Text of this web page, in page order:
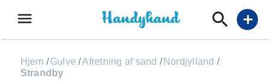
menu add
Hjem /Gulve /Afretning af sand / Nordjylland /
Strandby